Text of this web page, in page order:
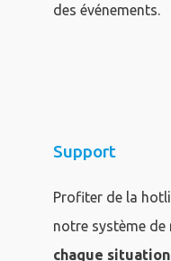
des événements.
Support
Profiter de la
notre système de
chaque situation